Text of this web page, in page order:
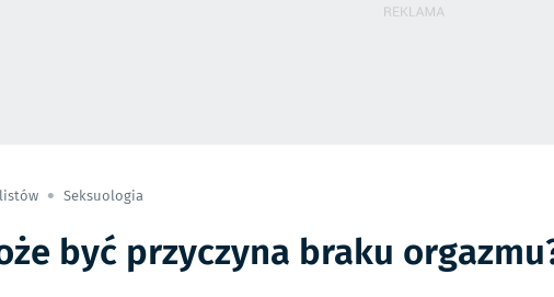
Seksuologia
być przyczyna braku